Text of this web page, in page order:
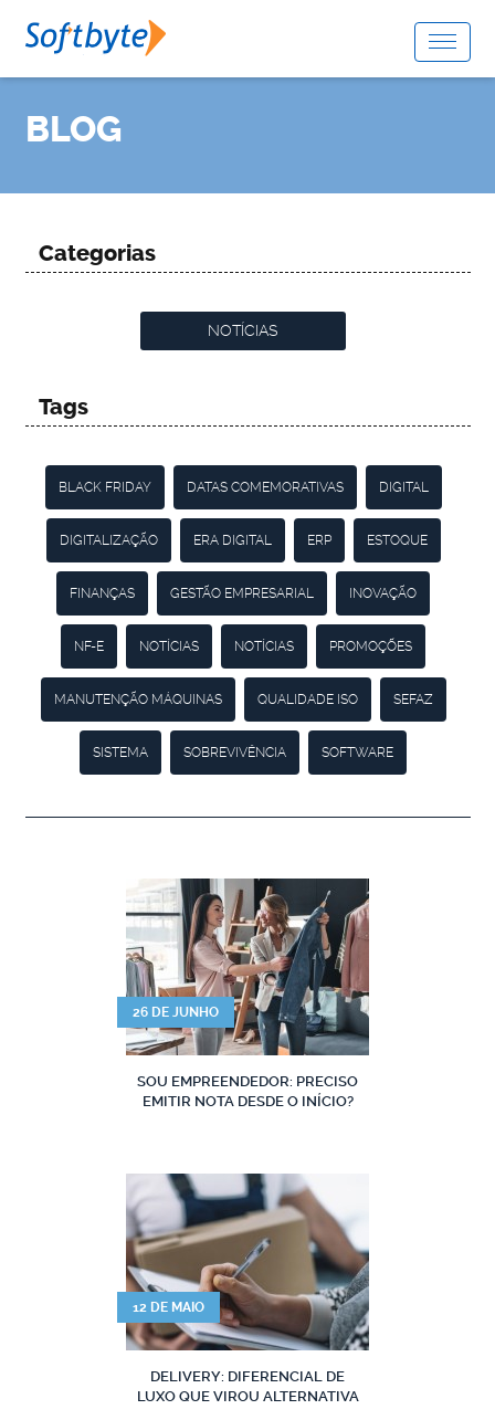
BLOG
Categorias
NOTÍCIAS
Tags
BLACK FRIDAY DATAS COMEMORATIVAS DIGITAL
DIGITALIZAÇÃO ERA DIGITAL ERP ESTOQUE
FINANÇAS GESTÃO EMPRESARIAL INOVAÇÃO
NF-E NOTÍCIAS NOTÍCIAS PROMOÇÕES
MANUTENÇÃO MÁQUINAS QUALIDADE ISO SEFAZ
SISTEMA SOBREVIVÊNCIA SOFTWARE
26 DE JUNHO
SOU EMPREENDEDOR: PRECISO
EMITIR NOTA DESDE O INÍCIO?
12 DE MAIO
DELIVERY: DIFERENCIAL DE
LUXO QUE VIROU ALTERNATIVA